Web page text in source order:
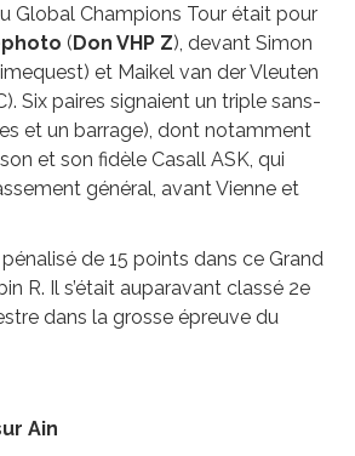
Global Champions Tour était pour
(Don VHP Z), devant Simon
et Maikel van der Vleuten
Six paires signaient un triple sans-
et un barrage), dont notamment
et son fidèle Casall ASK, qui
général, avant Vienne et
de 15 points dans ce Grand
R. Il s’était auparavant classé 2e
dans la grosse épreuve du
Ain